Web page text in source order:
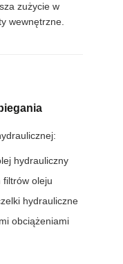
zużycie w
wewnętrzne.
hydrauliczny
filtrów oleju
hydrauliczne
obciążeniami